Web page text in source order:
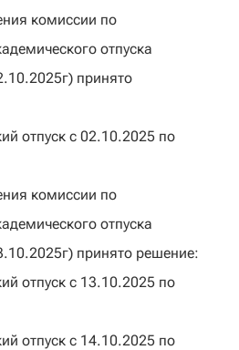
комиссии по
отпуска
принято
отпуск с 02.10.2025 по
комиссии по
отпуска
принято решение:
отпуск с 13.10.2025 по
отпуск с 14.10.2025 по